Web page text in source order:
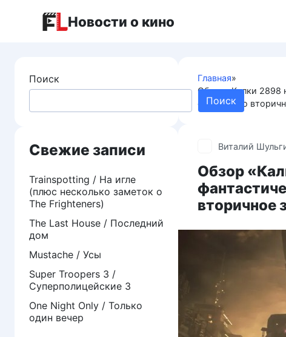
Новости о кино
Главная»
Обзор «Калки 2898
откровенно
Виталий
Обзор
вторичное
Поиск
Поиск
Свежие записи
Trainspotting / На игле
(плюс несколько заметок о
The Frighteners)
The Last House / Последний
дом
Mustache / Усы
Super Troopers 3 /
Суперполицейские 3
One Night Only / Только
один вечер